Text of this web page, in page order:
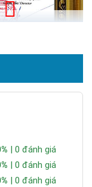
| 0 đánh giá
| 0 đánh giá
| 0 đánh giá